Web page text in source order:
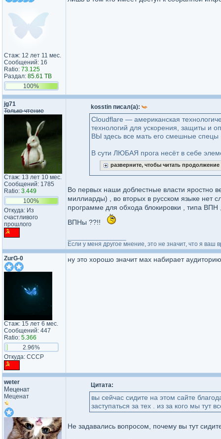
Стаж: 12 лет 11 мес.
Сообщений: 16
Ratio: 73.125
Раздал: 85.61 TB
100%
jg71
Только чтение
Стаж: 13 лет 10 мес.
Сообщений: 1785
Ratio: 3.449
100%
Откуда: Из
счастливого
прошлого
kosstin писал(а):
Cloudflare — американская
технологий для ускорения, защиты и
ВЫ здесь все мать его смешные спецы
В сути ЛЮБАЯ прога несёт в себе
разверните, чтобы читать продолжение
Во первых наши доблестные власти яростно
миллиарды) , во вторых в русском языке нет
программе для обхода блокировки , типа ВПН
ВПНы ??!!
Если у меня другое мнение, это не значит, что я ваш
ZurG-0
Стаж: 15 лет 6 мес.
Сообщений: 447
Ratio: 5.366
2.96%
Откуда: СССР
ну это хорошо значит мах набирает
weter
Меценат
Меценат
Цитата:
вы сейчас сидите на этом сайте
заступаться за тех . из за кого мы тут
Не задавались вопросом, почему вы тут